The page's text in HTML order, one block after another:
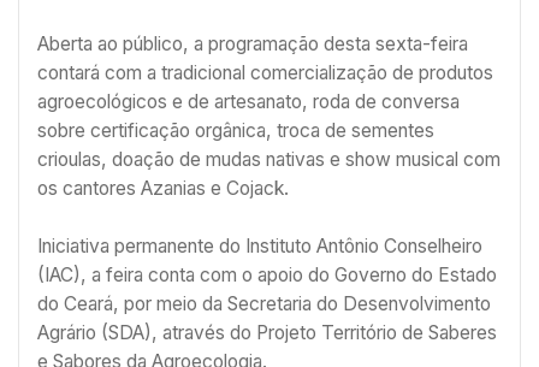
Aberta ao público, a programação desta sexta-feira
contará com a tradicional comercialização de produtos
agroecológicos e de artesanato, roda de conversa
sobre certificação orgânica, troca de sementes
crioulas, doação de mudas nativas e show musical com
os cantores Azanias e Cojack.
Iniciativa permanente do Instituto Antônio Conselheiro
(IAC), a feira conta com o apoio do Governo do Estado
do Ceará, por meio da Secretaria do Desenvolvimento
Agrário (SDA), através do Projeto Território de Saberes
e Sabores da Agroecologia.